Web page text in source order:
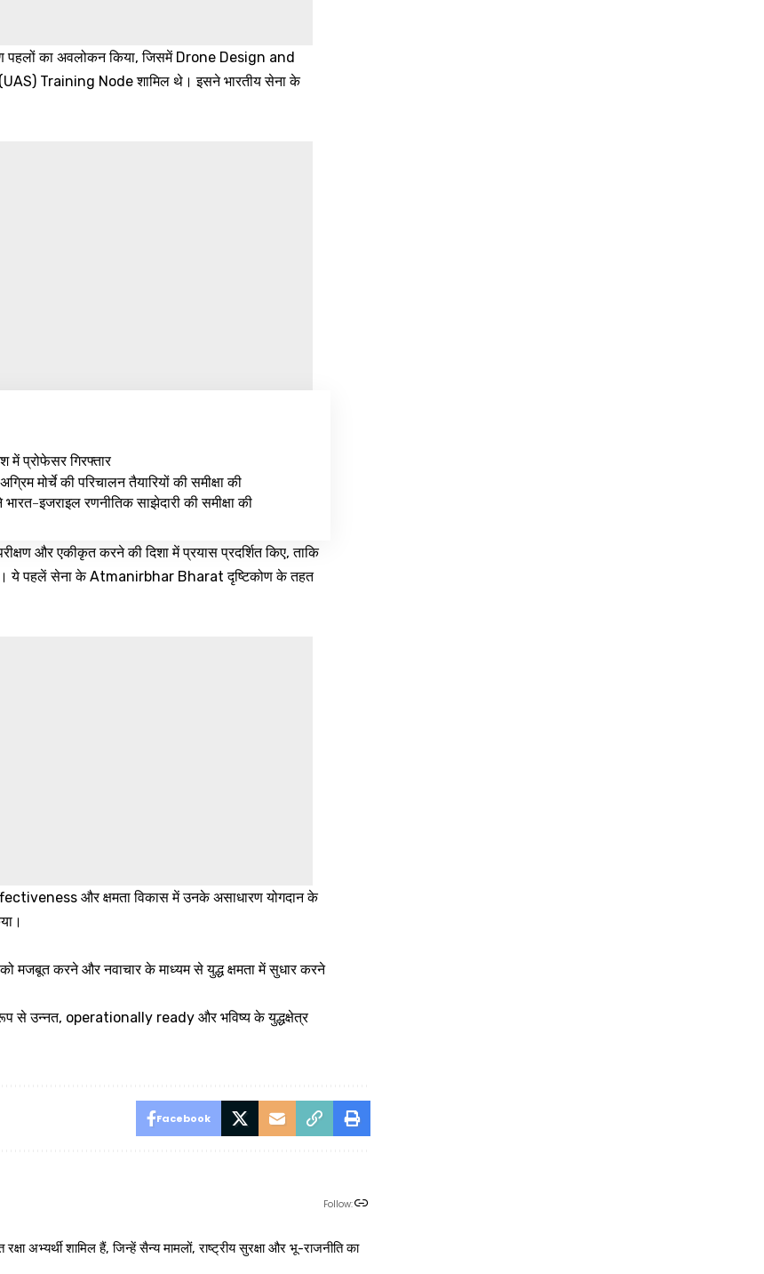
पहलों का अवलोकन किया, जिसमें Drone Design and
Training Node शामिल थे। इसने भारतीय सेना के
में प्रोफेसर गिरफ्तार
मोर्चे की परिचालन तैयारियों की समीक्षा की
इजराइल रणनीतिक साझेदारी की समीक्षा की
और एकीकृत करने की दिशा में प्रयास प्रदर्शित किए, ताकि
ये पहलें सेना के Atmanirbhar Bharat दृष्टिकोण के तहत
और क्षमता विकास में उनके असाधारण योगदान के
को मजबूत करने और नवाचार के माध्यम से युद्ध क्षमता में सुधार करने
से उन्नत, operationally ready और भविष्य के युद्धक्षेत्र
Facebook
Follow:
शामिल हैं, जिन्हें सैन्य मामलों, राष्ट्रीय सुरक्षा और भू-राजनीति का